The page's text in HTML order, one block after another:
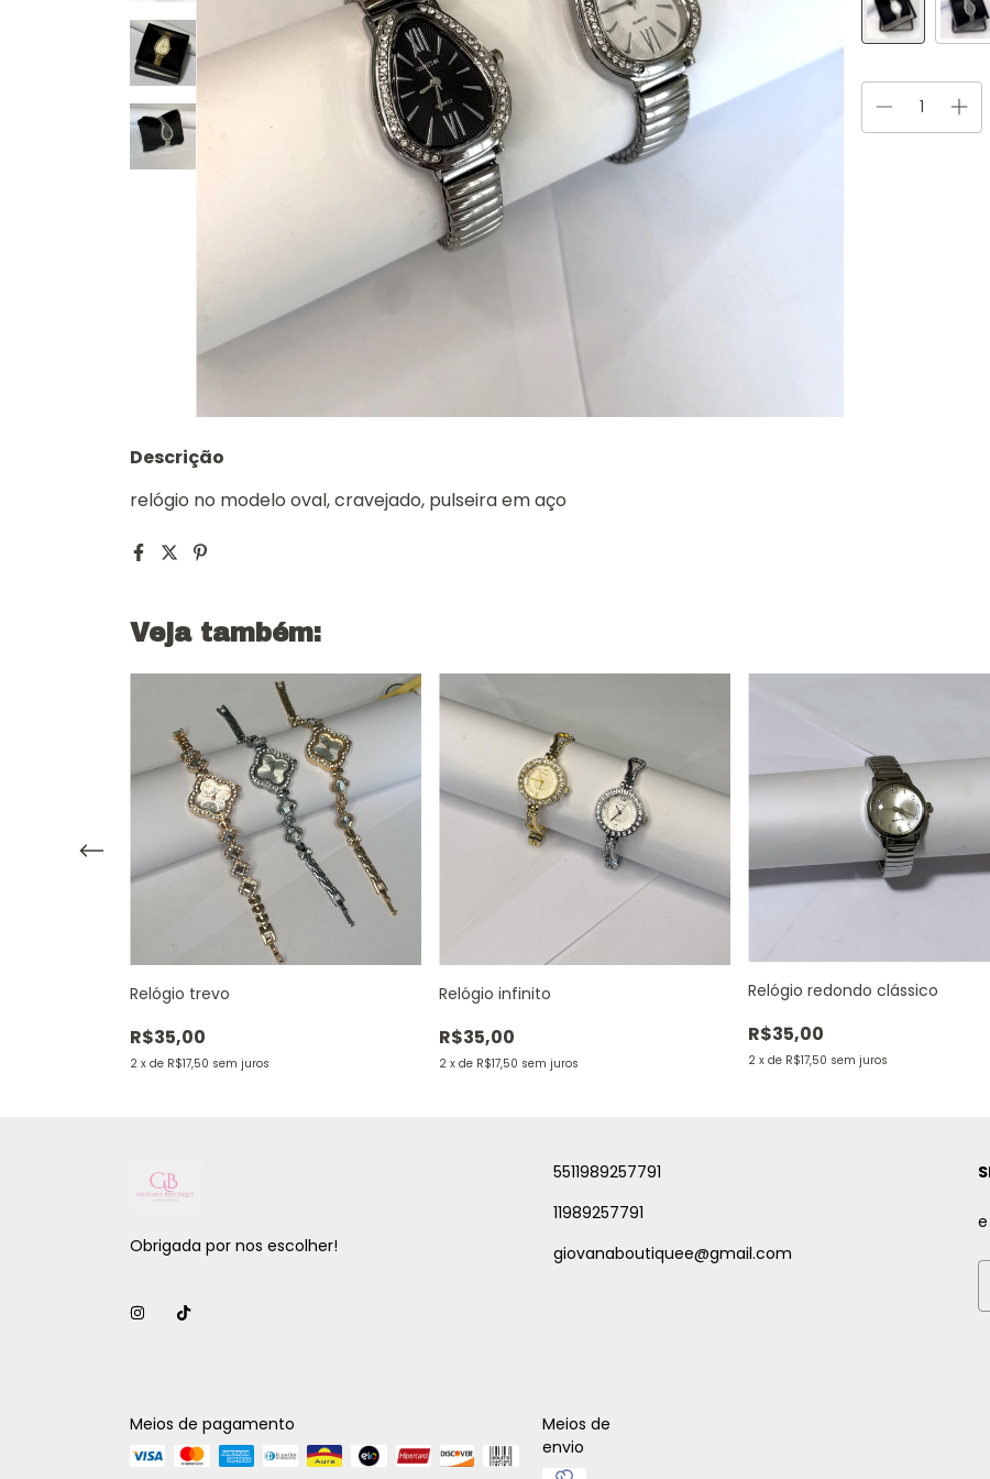
Descrição
relógio no modelo oval, cravejado, pulseira em aço
Veja também:
Relógio trevo
R$35,00
2 x de R$17,50 sem juros
Relógio infinito
R$35,00
2 x de R$17,50 sem juros
Relógio redondo clássico
R$35,00
2 x de R$17,50 sem juros
Obrigada por nos escolher!
5511989257791
11989257791
giovanaboutiquee@gmail.com
Meios de pagamento
Meios de
envio